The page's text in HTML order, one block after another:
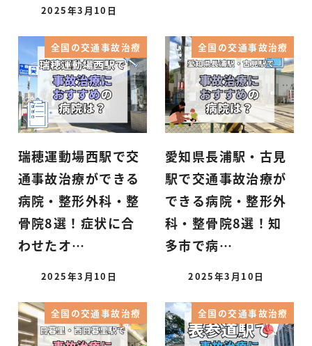
2025年3月10日
全国の交通事故治療
瑞穂運動場西駅で交
通事故治療ができる
病院・整形外科・整
骨院8選！症状に合
わせたオ…
2025年3月10日
全国の交通事故治療
愛知県長浦駅・古見
駅で交通事故治療が
できる病院・整形外
科・整骨院8選！知
多市で病…
2025年3月10日
全国の交通事故治療 全国の交通事故治療